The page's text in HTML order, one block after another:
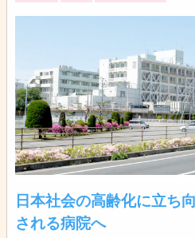
日本社会の高齢化に立ち
される病院へ